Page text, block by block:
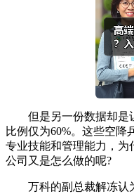
但是另一份数据却是
比例仅为60%。这些空降
专业技能和管理能力，为
公司又是怎么做的呢?
万科的副总裁解冻认